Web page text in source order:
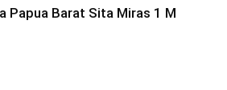
Papua Barat Sita Miras 1 M